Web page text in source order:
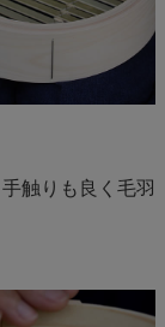
触りも良く毛羽